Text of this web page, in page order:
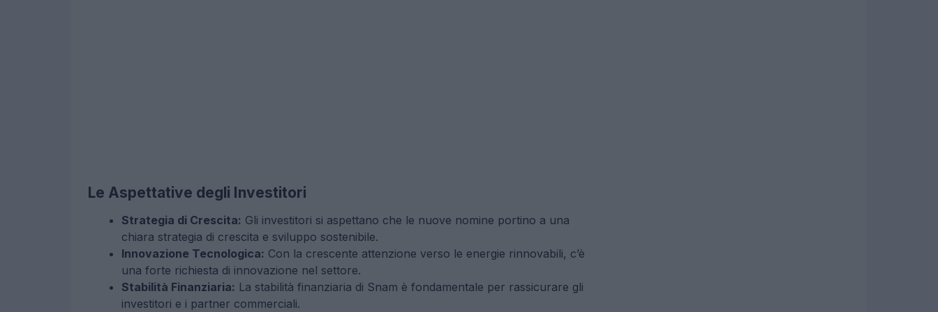
Le Aspettative degli Investitori
Strategia di Crescita: Gli investitori si aspettano che le nuove nomine portino a una
chiara strategia di crescita e sviluppo sostenibile.
Innovazione Tecnologica: Con la crescente attenzione verso le energie rinnovabili, c’è
una forte richiesta di innovazione nel settore.
Stabilità Finanziaria: La stabilità finanziaria di Snam è fondamentale per rassicurare gli
investitori e i partner commerciali.